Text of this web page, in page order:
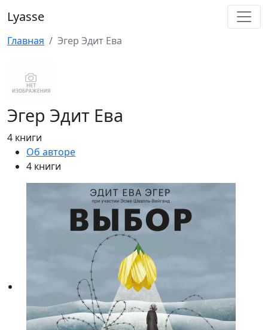
Lyasse
Главная Эгер Эдит Ева
Эгер Эдит Ева
4 книги
Об авторе
4 книги